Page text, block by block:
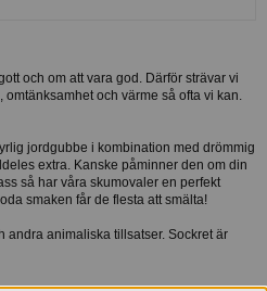
och om att vara god. Därför strävar vi
och värme så ofta vi kan.
jordgubbe i kombination med drömmig
extra. Kanske påminner den om din
så har våra skumovaler en perfekt
smaken får de flesta att smälta!
andra animaliska tillsatser. Sockret är